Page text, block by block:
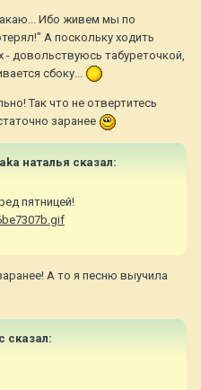
Ибо живем мы по
А поскольку ходить
довольствуюсь табуреточкой,
сбоку...
Так что не отвертитесь
заранее
наталья сказал:
пятницей!
А то я песню выучила
сказал: